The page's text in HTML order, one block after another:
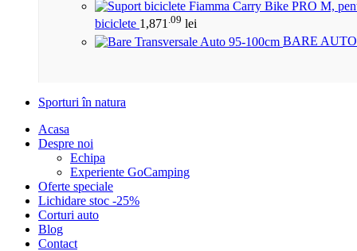
biciclete 1,871 .09 lei
BARE
Sporturi în natura
Acasa
Despre noi
Echipa
Experiente GoCamping
Oferte speciale
Lichidare stoc -25%
Corturi auto
Blog
Contact